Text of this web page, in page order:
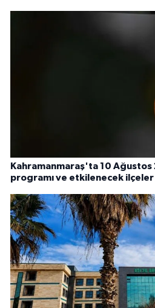
Kahramanmaraş'ta 10
programı ve etkilenecek ilçeler